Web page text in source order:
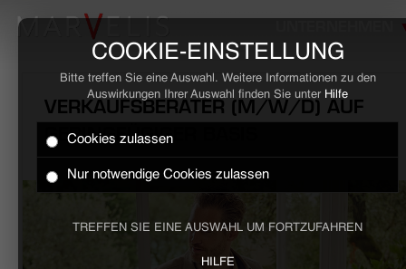
COOKIE-EINSTELLUNG
Bitte treffen Sie eine Auswahl. Weitere Informationen zu den
Auswirkungen Ihrer Auswahl finden Sie unter Hilfe
Cookies zulassen
Nur notwendige Cookies zulassen
TREFFEN SIE EINE AUSWAHL UM FORTZUFAHREN
HILFE
HOME
VERKAUFSBERATER (M/W/D) AUF
GERINGFÜGIGER BASIS